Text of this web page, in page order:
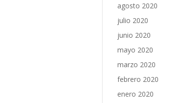
agosto 2020
julio 2020
junio 2020
mayo 2020
marzo 2020
febrero 2020
enero 2020